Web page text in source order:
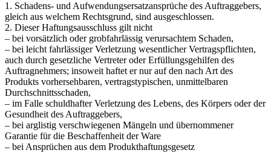
1. Schadens- und Aufwendungsersatzansprüche des Auftraggebers,
gleich aus welchem Rechtsgrund, sind ausgeschlossen.
2. Dieser Haftungsausschluss gilt nicht
– bei vorsätzlich oder grobfahrlässig verursachtem Schaden,
– bei leicht fahrlässiger Verletzung wesentlicher Vertragspflichten,
auch durch gesetzliche Vertreter oder Erfüllungsgehilfen des
Auftragnehmers; insoweit haftet er nur auf den nach Art des
Produkts vorhersehbaren, vertragstypischen, unmittelbaren
Durchschnittsschaden,
– im Falle schuldhafter Verletzung des Lebens, des Körpers oder der
Gesundheit des Auftraggebers,
– bei arglistig verschwiegenen Mängeln und übernommener
Garantie für die Beschaffenheit der Ware
– bei Ansprüchen aus dem Produkthaftungsgesetz